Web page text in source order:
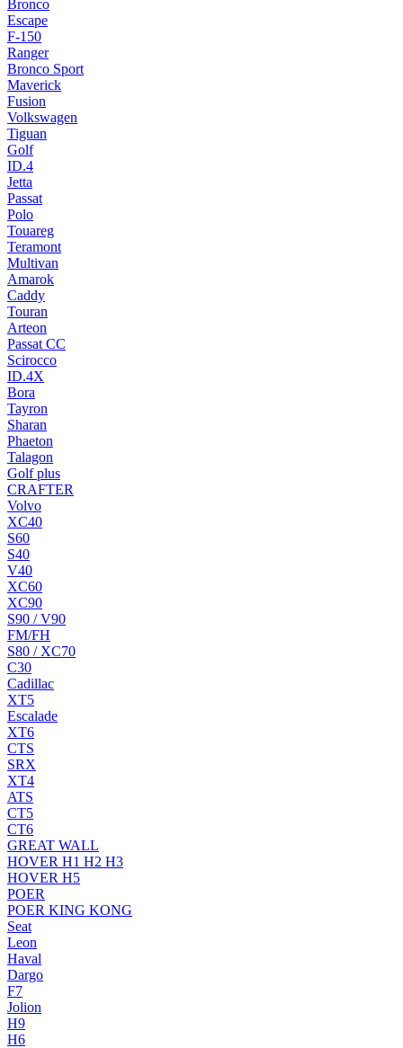
Bronco
Escape
F-150
Ranger
Bronco Sport
Maverick
Fusion
Volkswagen
Tiguan
Golf
ID.4
Jetta
Passat
Polo
Touareg
Teramont
Multivan
Amarok
Caddy
Touran
Arteon
Passat CC
Scirocco
ID.4X
Bora
Tayron
Sharan
Phaeton
Talagon
Golf plus
CRAFTER
Volvo
XC40
S60
S40
V40
XC60
XC90
S90 / V90
FM/FH
S80 / XC70
C30
Cadillac
XT5
Escalade
XT6
CTS
SRX
XT4
ATS
CT5
CT6
GREAT WALL
HOVER H1 H2 H3
HOVER H5
POER
POER KING KONG
Seat
Leon
Haval
Dargo
F7
Jolion
H9
H6